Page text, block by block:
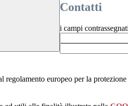
Contatti
i campi
europeo per la